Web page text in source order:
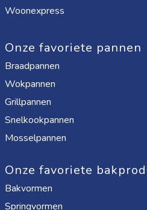
Woonexpress
Onze favoriete pannen
Braadpannen
Wokpannen
Grillpannen
Snelkookpannen
Mosselpannen
Onze favoriete
Bakvormen
Springvormen